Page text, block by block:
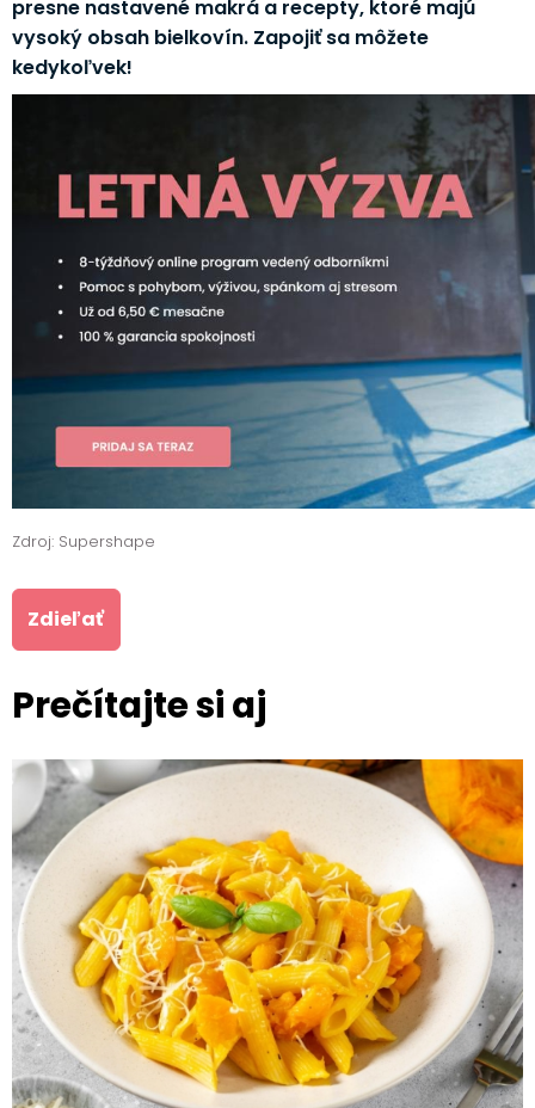
presne nastavené makrá a recepty, ktoré majú
vysoký obsah bielkovín. Zapojiť sa môžete
kedykoľvek!
Zdroj: Supershape
Zdieľať
Prečítajte si aj